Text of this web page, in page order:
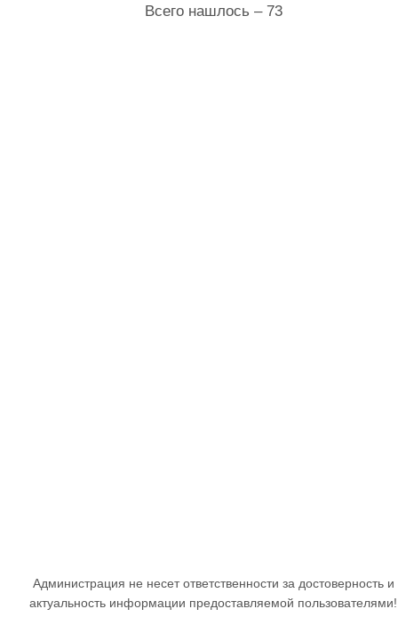
Всего нашлось – 73
Администрация не несет ответственности за достоверность и
актуальность информации предоставляемой пользователями!